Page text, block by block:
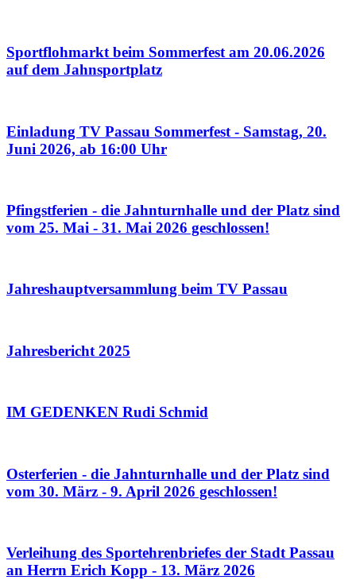
Sportflohmarkt beim Sommerfest am 20.06.2026
auf dem Jahnsportplatz
Einladung TV Passau Sommerfest - Samstag, 20.
Juni 2026, ab 16:00 Uhr
Pfingstferien - die Jahnturnhalle und der Platz sind
vom 25. Mai - 31. Mai 2026 geschlossen!
Jahreshauptversammlung beim TV Passau
Jahresbericht 2025
IM GEDENKEN Rudi Schmid
Osterferien - die Jahnturnhalle und der Platz sind
vom 30. März - 9. April 2026 geschlossen!
Verleihung des Sportehrenbriefes der Stadt Passau
an Herrn Erich Kopp - 13. März 2026